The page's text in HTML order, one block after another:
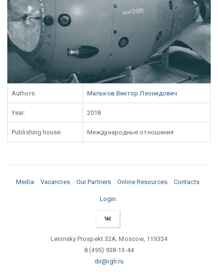
Authors: Мальков Виктор Леонидович
Year: 2018
Publishing house: Международные отношения
Media Vacancies Our Partners Online Resources Contacts
Login
Leninsky Prospekt 32A, Moscow, 119334
8 (495) 938-13-44
dir@igh.ru